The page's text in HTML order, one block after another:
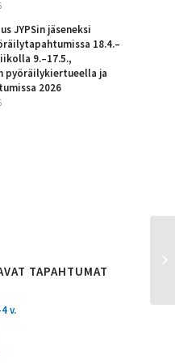
JYPSin jäseneksi
18.4.–
9.–17.5.,
pyöräilykiertueella ja
2026
TAPAHTUMAT
v.